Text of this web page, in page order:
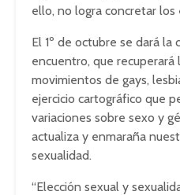
ello, no logra concretar
El 1º de octubre se dará la
encuentro, que
movimientos de gays,
ejercicio cartográfico que
variaciones sobre sexo y
actualiza y enmaraña
sexualidad.
“Elección sexual y